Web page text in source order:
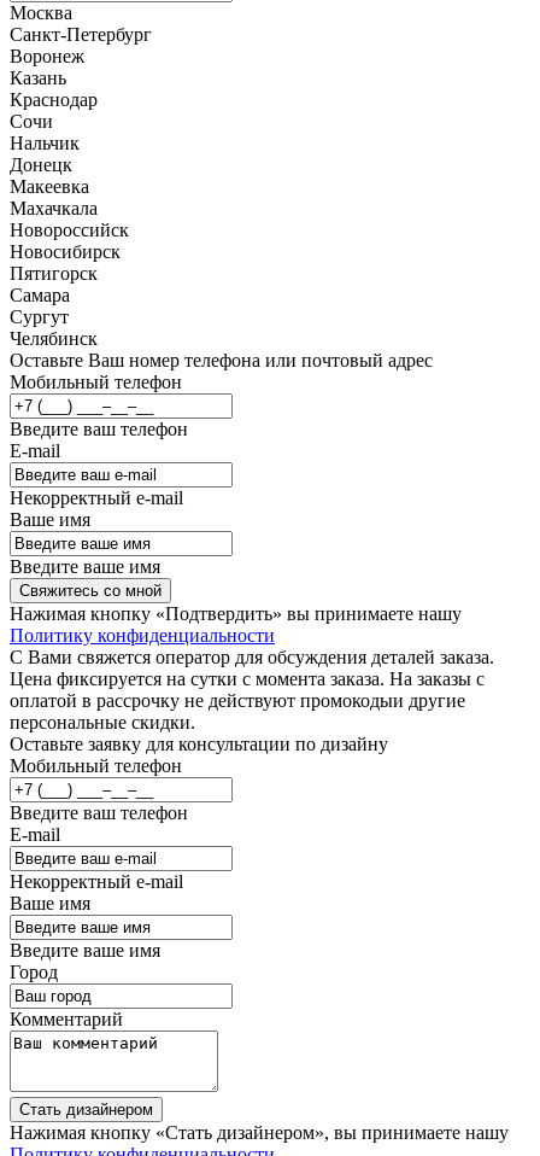
Москва
Санкт-Петербург
Воронеж
Казань
Краснодар
Сочи
Нальчик
Донецк
Макеевка
Махачкала
Новороссийск
Новосибирск
Пятигорск
Самара
Сургут
Челябинск
Оставьте Ваш номер телефона или почтовый адрес
Мобильный телефон
Введите ваш телефон
E-mail
Некорректный e-mail
Ваше имя
Введите ваше имя
Свяжитесь со мной
Нажимая кнопку «Подтвердить» вы принимаете нашу
Политику конфиденциальности
С Вами свяжется оператор для обсуждения деталей заказа.
Цена фиксируется на сутки с момента заказа. На заказы с
оплатой в рассрочку не действуют промокодыи другие
персональные скидки.
Оставьте заявку для консультации по дизайну
Мобильный телефон
Введите ваш телефон
E-mail
Некорректный e-mail
Ваше имя
Введите ваше имя
Город
Комментарий
Стать дизайнером
Нажимая кнопку «Стать дизайнером», вы принимаете нашу